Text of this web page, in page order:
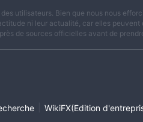
utilisateurs. Bien que nous nous
ni leur actualité, car elles peuvent
de sources officielles avant de
WikiFX(Edition